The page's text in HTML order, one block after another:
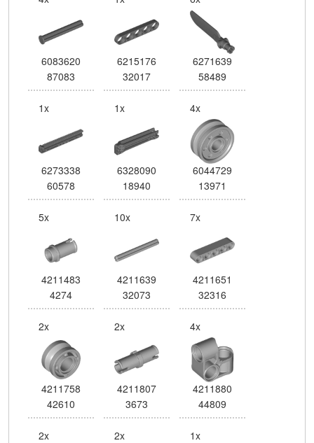
6083620
87083
6215176
32017
6271639
58489
1x
6273338
60578
1x
6328090
18940
4x
6044729
13971
5x
4211483
4274
10x
4211639
32073
7x
4211651
32316
2x
4211758
42610
2x
4211807
3673
4x
4211880
44809
2x 2x 1x